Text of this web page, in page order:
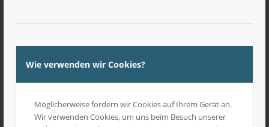
Wie verwenden wir Cookies?
Möglicherweise fordern wir Cookies auf Ihrem Gerät an.
Wir verwenden Cookies, um uns beim Besuch unserer